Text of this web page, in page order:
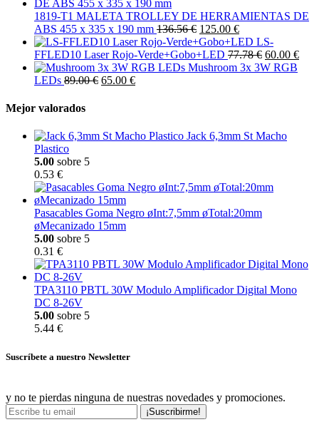
1819-T1 MALETA TROLLEY DE HERRAMIENTAS DE
ABS 455 x 335 x 190 mm 136.56 € 125.00 €
LS-
FFLED10 Laser Rojo-Verde+Gobo+LED 77.78 € 60.00 €
Mushroom 3x 3W RGB
LEDs 89.00 € 65.00 €
Mejor valorados
Jack 6,3mm St Macho
Plastico
5.00 sobre 5
0.53 €
Pasacables Goma Negro øInt:7,5mm øTotal:20mm
øMecanizado 15mm
5.00 sobre 5
0.31 €
TPA3110 PBTL 30W Modulo Amplificador Digital Mono
DC 8-26V
5.00 sobre 5
5.44 €
Suscríbete a nuestro Newsletter
y no te pierdas ninguna de nuestras novedades y promociones.
¡Suscribirme!